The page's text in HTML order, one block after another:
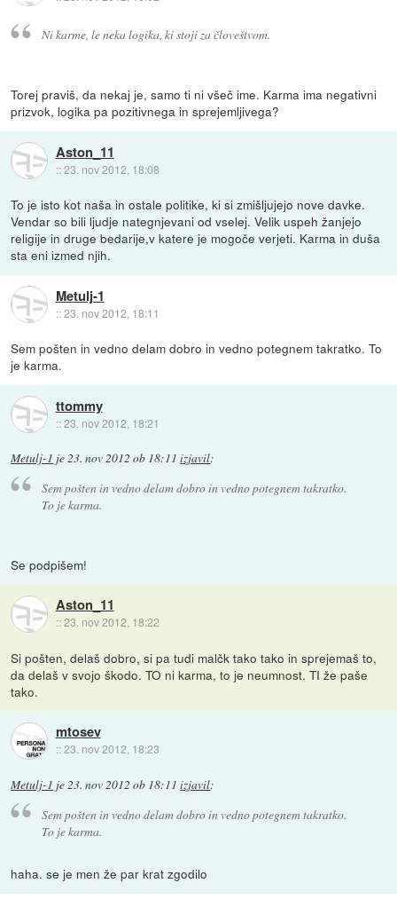
Ni karme, le neka logika, ki stoji za človeštvom.
Torej praviš, da nekaj je, samo ti ni všeč ime. Karma ima negativni
prizvok, logika pa pozitivnega in sprejemljivega?
Aston_11
::23. nov 2012, 18:08
To je isto kot naša in ostale politike, ki si zmišljujejo nove davke.
Vendar so bili ljudje nategnjevani od vselej. Velik uspeh žanjejo
religije in druge bedarije,v katere je mogoče verjeti. Karma in duša
sta eni izmed njih.
Metulj-1
::23. nov 2012, 18:11
Sem pošten in vedno delam dobro in vedno potegnem takratko. To
je karma.
ttommy
::23. nov 2012, 18:21
Metulj-1 je23. nov 2012 ob 18:11 izjavil:
Sem pošten in vedno delam dobro in vedno potegnem takratko.
To je karma.
Se podpišem!
Aston_11
::23. nov 2012, 18:22
Si pošten, delaš dobro, si pa tudi malčk tako tako in sprejemaš to,
da delaš v svojo škodo. TO ni karma, to je neumnost. TI že paše
tako.
mtosev
::23. nov 2012, 18:23
Metulj-1 je23. nov 2012 ob 18:11 izjavil:
Sem pošten in vedno delam dobro in vedno potegnem takratko.
To je karma.
haha. se je men že par krat zgodilo